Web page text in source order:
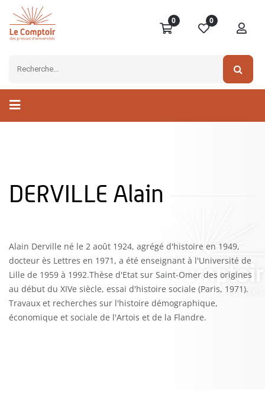
0 0
DERVILLE Alain
Alain Derville né le 2 août 1924, agrégé d'histoire en 1949,
docteur ès Lettres en 1971, a été enseignant à l'Université de
Lille de 1959 à 1992.Thèse d'Etat sur Saint-Omer des origines
au début du XIVe siècle, essai d'histoire sociale (Paris, 1971).
Travaux et recherches sur l'histoire démographique,
économique et sociale de l'Artois et de la Flandre.